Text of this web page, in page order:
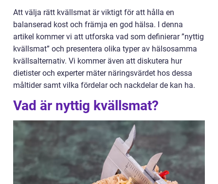
Att välja rätt kvällsmat är viktigt för att hålla en
balanserad kost och främja en god hälsa. I denna
artikel kommer vi att utforska vad som definierar ”nyttig
kvällsmat” och presentera olika typer av hälsosamma
kvällsalternativ. Vi kommer även att diskutera hur
dietister och experter mäter näringsvärdet hos dessa
måltider samt vilka fördelar och nackdelar de kan ha.
Vad är nyttig kvällsmat?